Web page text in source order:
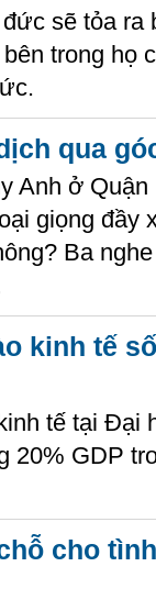
sẽ tỏa ra
trong họ
qua
Anh ở Quận
giọng đầy
Ba
kinh tế
tế tại Đại
20% GDP
cho